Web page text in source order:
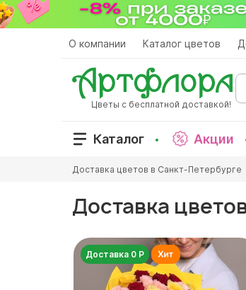
Перейти
к
О компании Каталог цветов
Цветы с бесплатной доставкой!
Каталог Акции
здесь
Доставка цветов в Санкт-Петербурге
Доставка
Доставка 0 Р